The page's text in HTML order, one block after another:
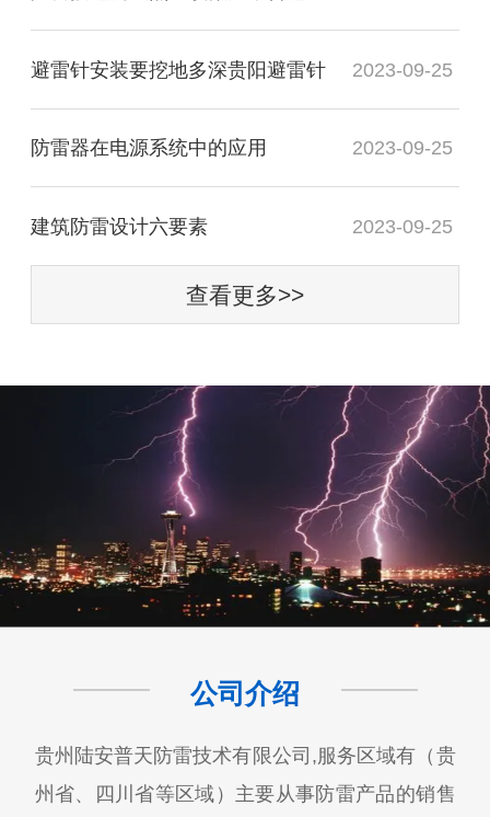
避雷针安装要挖地多深贵阳避雷针 2023-09-25
防雷器在电源系统中的应用 2023-09-25
建筑防雷设计六要素 2023-09-25
查看更多>>
公司介绍
贵州陆安普天防雷技术有限公司,服务区域有（贵
州省、四川省等区域）主要从事防雷产品的销售